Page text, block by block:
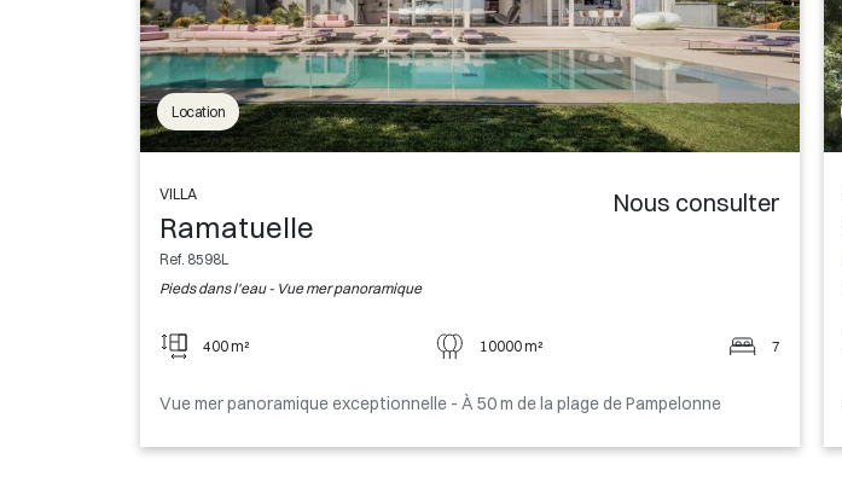
Location
VILLA
Ramatuelle
Ref. 8598L
Pieds dans l'eau - Vue mer panoramique
Nous consulter
400 m² 10000 m² 7
Vue mer panoramique exceptionnelle - À 50 m de la plage de Pampelonne